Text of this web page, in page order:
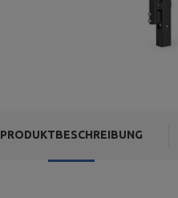
PRODUKTBESCHREIBUNG